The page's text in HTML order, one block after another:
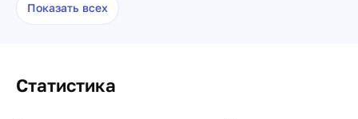
Показать всех
Статистика